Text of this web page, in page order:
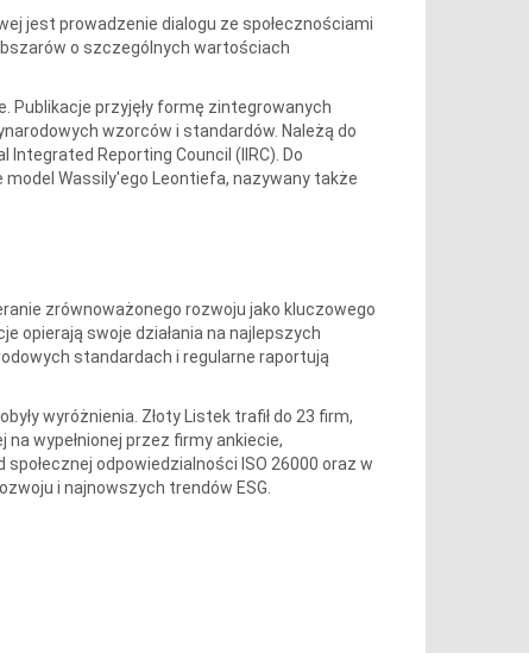
jest prowadzenie dialogu ze społecznościami
o szczególnych wartościach
Publikacje przyjęły formę zintegrowanych
wzorców i standardów. Należą do
Reporting Council (IIRC). Do
Wassily'ego Leontiefa, nazywany także
zrównoważonego rozwoju jako kluczowego
opierają swoje działania na najlepszych
standardach i regularne raportują
wyróżnienia. Złoty Listek trafił do 23 firm,
na wypełnionej przez firmy ankiecie,
odpowiedzialności ISO 26000 oraz w
i najnowszych trendów ESG.